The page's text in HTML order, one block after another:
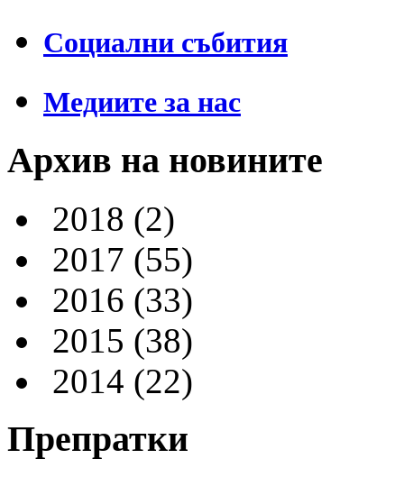
Социални събития
Медиите за нас
Архив на новините
2018 (2)
2017 (55)
2016 (33)
2015 (38)
2014 (22)
Препратки